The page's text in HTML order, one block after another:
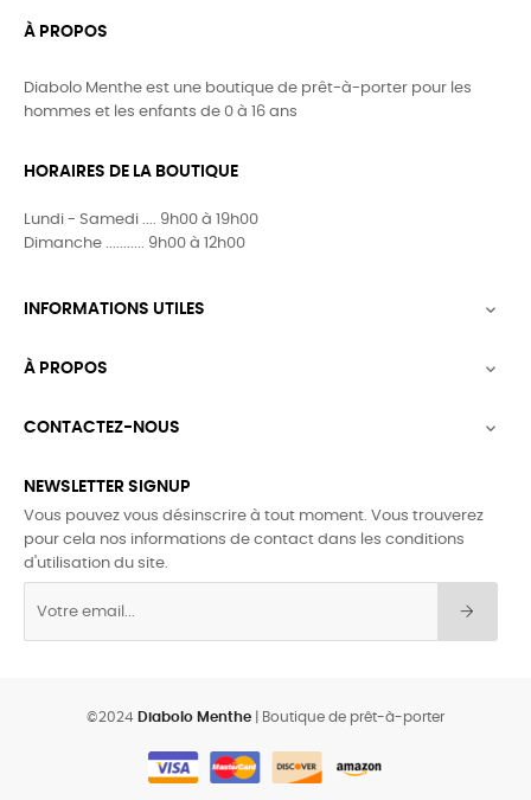
À PROPOS
Diabolo Menthe est une boutique de prêt-à-porter pour les
hommes et les enfants de 0 à 16 ans
HORAIRES DE LA BOUTIQUE
Lundi - Samedi .... 9h00 à 19h00
Dimanche ........... 9h00 à 12h00
INFORMATIONS UTILES 
À PROPOS 
CONTACTEZ-NOUS 
NEWSLETTER SIGNUP
Vous pouvez vous désinscrire à tout moment. Vous trouverez
pour cela nos informations de contact dans les conditions
d'utilisation du site.
©2024 Diabolo Menthe | Boutique de prêt-à-porter